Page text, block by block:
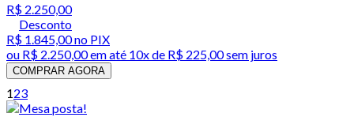
R$ 2.250,00
Desconto
R$ 1.845,00no PIX
ou R$ 2.250,00em até 10x de R$ 225,00 sem juros
COMPRAR AGORA
123